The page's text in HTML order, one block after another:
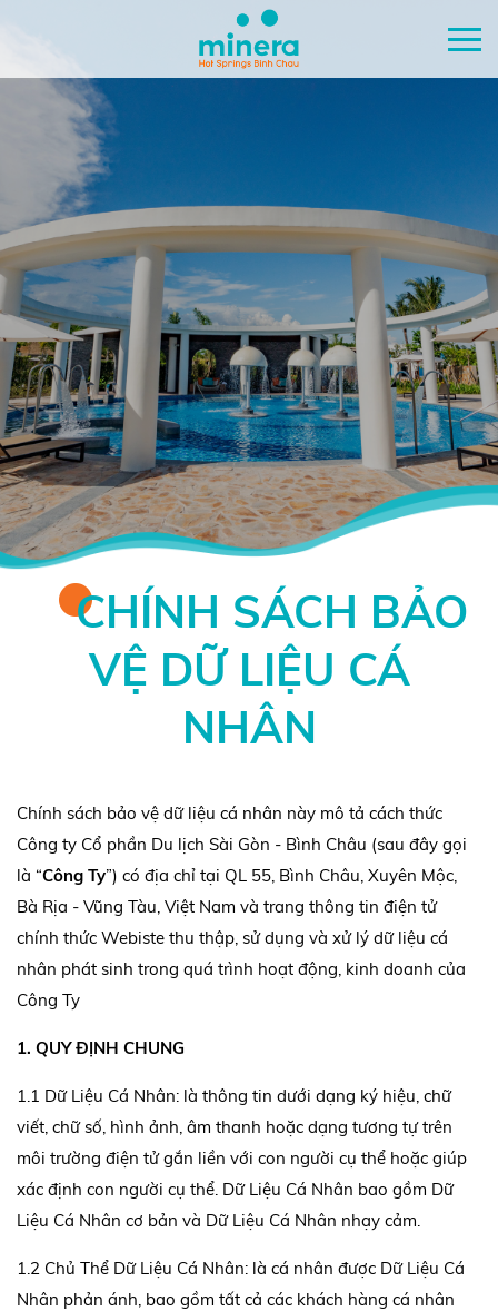
CHÍNH SÁCH BẢO
VỆ DỮ LIỆU CÁ
NHÂN
Chính sách bảo vệ dữ liệu cá nhân này mô tả cách thức
Công ty Cổ phần Du lịch Sài Gòn - Bình Châu (sau đây gọi
là “Công Ty”) có địa chỉ tại QL 55, Bình Châu, Xuyên Mộc,
Bà Rịa - Vũng Tàu, Việt Nam và trang thông tin điện tử
chính thức Webiste thu thập, sử dụng và xử lý dữ liệu cá
nhân phát sinh trong quá trình hoạt động, kinh doanh của
Công Ty
1. QUY ĐỊNH CHUNG
1.1 Dữ Liệu Cá Nhân: là thông tin dưới dạng ký hiệu, chữ
viết, chữ số, hình ảnh, âm thanh hoặc dạng tương tự trên
môi trường điện tử gắn liền với con người cụ thể hoặc giúp
xác định con người cụ thể. Dữ Liệu Cá Nhân bao gồm Dữ
Liệu Cá Nhân cơ bản và Dữ Liệu Cá Nhân nhạy cảm.
1.2 Chủ Thể Dữ Liệu Cá Nhân: là cá nhân được Dữ Liệu Cá
Nhân phản ánh, bao gồm tất cả các khách hàng cá nhân